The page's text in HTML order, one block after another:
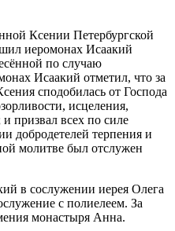
Ксении Петербургской
иеромонах Исаакий
по случаю
Исаакий отметил, что за
сподобилась от Господа
исцеления,
призвал всех по силе
добродетелей терпения и
молитве был отслужен
в сослужении иерея Олега
с полиелеем. За
монастыря Анна.